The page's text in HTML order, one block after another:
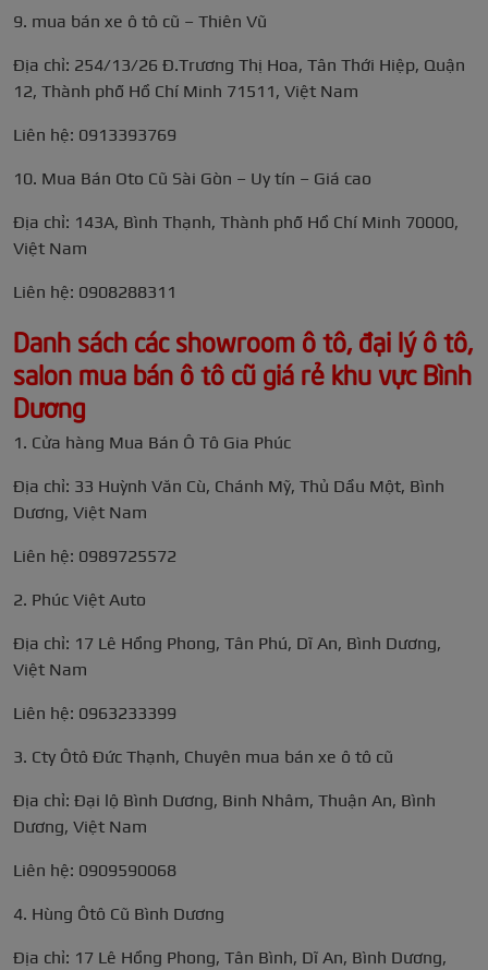
9. mua bán xe ô tô cũ – Thiên Vũ
Địa chỉ: 254/13/26 Đ.Trương Thị Hoa, Tân Thới Hiệp, Quận
12, Thành phố Hồ Chí Minh 71511, Việt Nam
Liên hệ: 0913393769
10. Mua Bán Oto Cũ Sài Gòn – Uy tín – Giá cao
Địa chỉ: 143A, Bình Thạnh, Thành phố Hồ Chí Minh 70000,
Việt Nam
Liên hệ: 0908288311
Danh sách các showroom ô tô, đại lý ô tô,
salon mua bán ô tô cũ giá rẻ khu vực Bình
Dương
1. Cửa hàng Mua Bán Ô Tô Gia Phúc
Địa chỉ: 33 Huỳnh Văn Cù, Chánh Mỹ, Thủ Dầu Một, Bình
Dương, Việt Nam
Liên hệ: 0989725572
2. Phúc Việt Auto
Địa chỉ: 17 Lê Hồng Phong, Tân Phú, Dĩ An, Bình Dương,
Việt Nam
Liên hệ: 0963233399
3. Cty Ôtô Đức Thạnh, Chuyên mua bán xe ô tô cũ
Địa chỉ: Đại lộ Bình Dương, Binh Nhâm, Thuận An, Bình
Dương, Việt Nam
Liên hệ: 0909590068
4. Hùng Ôtô Cũ Bình Dương
Địa chỉ: 17 Lê Hồng Phong, Tân Bình, Dĩ An, Bình Dương,